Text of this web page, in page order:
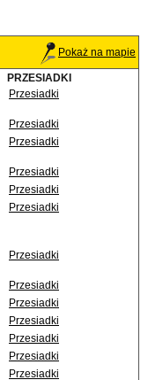
Pokaż na mapie
PRZESIADKI
Przesiadki
Przesiadki
Przesiadki
Przesiadki
Przesiadki
Przesiadki
Przesiadki
Przesiadki
Przesiadki
Przesiadki
Przesiadki
Przesiadki
Przesiadki